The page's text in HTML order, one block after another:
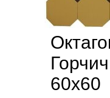
60x60